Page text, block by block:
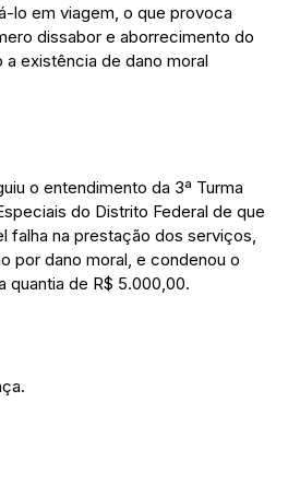
lo em viagem, o que provoca
dissabor e aborrecimento do
existência de dano moral
o entendimento da 3ª Turma
do Distrito Federal de que
falha na prestação dos serviços,
por dano moral, e condenou o
quantia de R$ 5.000,00.